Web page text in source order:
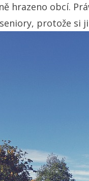
hrazeno obcí.
protože si